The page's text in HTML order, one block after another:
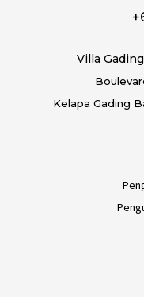
Villa
Kelapa Gading